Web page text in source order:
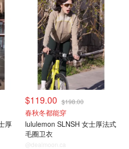
厚
$119.00 $198.00
春秋冬都能穿
lululemon SLNSH 女士厚法式
毛圈卫衣
@dealmoon.ca